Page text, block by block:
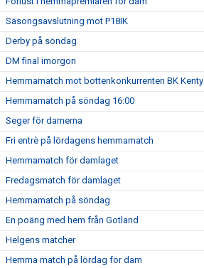
Säsongsavslutning mot P18IK
Derby på söndag
DM final imorgon
Hemmamatch mot bottenkonkurrenten BK Kenty
Hemmamatch på söndag 16:00
Seger för damerna
Fri entrè på lördagens hemmamatch
Hemmamatch för damlaget
Fredagsmatch för damlaget
Hemmamatch på söndag
En poäng med hem från Gotland
Helgens matcher
Hemma match på lördag för dam